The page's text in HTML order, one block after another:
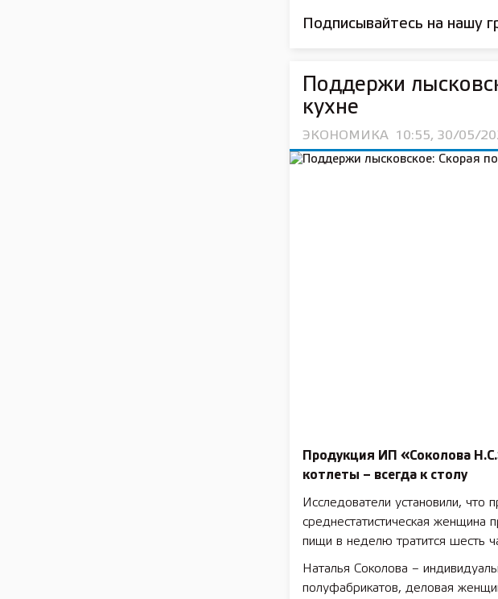
Подписывайтесь на нашу
Поддержи
кухне
ЭКОНОМИКА 10:55, 30/05/
Продукция ИП «Соколова
котлеты – всегда к столу
Исследователи установили, что
среднестатистическая женщина
пищи в неделю тратится шесть
Наталья Соколова –
полуфабрикатов, деловая